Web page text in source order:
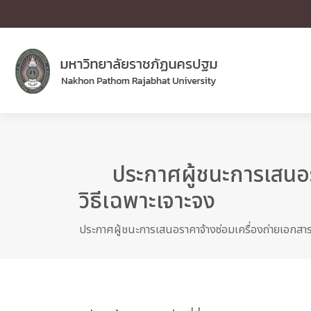
ประกาศผู้ชนะการเสน
วิธีเฉพาะเจาะจง
ประกาศผู้ชนะการเสนอราคาจ้างซ่อมเครื่องถ่ายเอกส